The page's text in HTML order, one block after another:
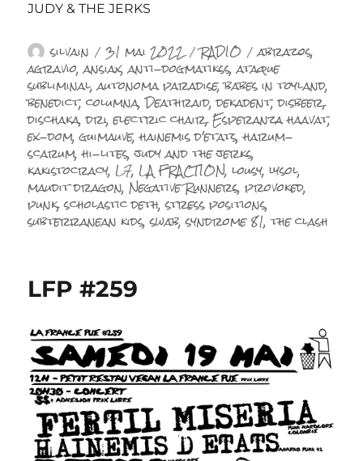
JUDY & THE JERKS
Auteur
silvain Publié
le
31 mai 2022 Catégories
RADIO Étiquettes
abrazos,
agravio,ansiax,anti-dogmatikss,ataque
subliminal,autonoma paradise,babes in toyland,
benedict,columna,Deathraid,dekadent,disbeer,
dischaka,dri,electric chair,Esperanza haavat,
ex-dom,guimauve,hainemis d'etats,harum-
scarum,hi-lites,judy and the jerks,
kakistocracy, L7, LA FRACTION,lousy,lysol,
maudit dragon,Negative Runners,provoked,
punk,scholastic deth,stress positions,
subterranean kids,swab,syndrome 81,the clash
LFP #259